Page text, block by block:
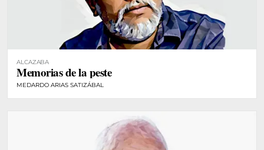
ALCAZABA
Memorias de la peste
MEDARDO ARIAS SATIZÁBAL